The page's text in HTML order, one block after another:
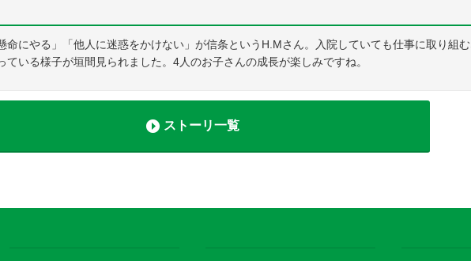
にやる」「他人に迷惑をかけない」が信条というH.Mさん。入院していても仕事に取り組
いる様子が垣間見られました。4人のお子さんの成長が楽しみですね。
ストーリ一覧